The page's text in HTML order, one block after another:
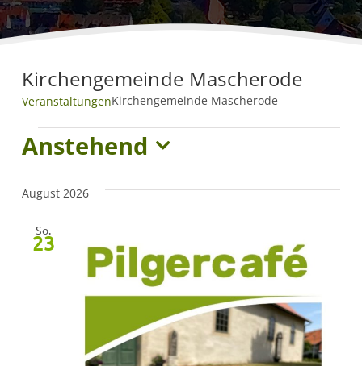
Kirchengemeinde Mascherode
VeranstaltungenKirchengemeinde Mascherode
Veranstaltungen
Anstehend
wählen.
August 2026
So.
23